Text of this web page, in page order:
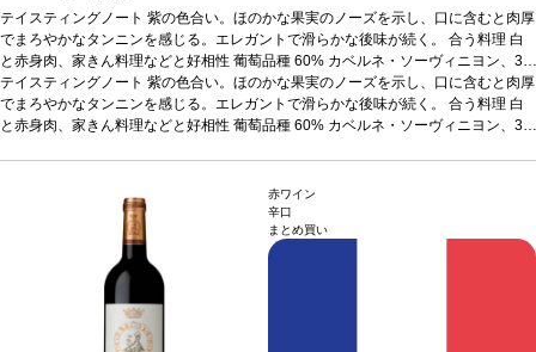
テイスティングノート 紫の色合い。ほのかな果実のノーズを示し、口に含むと肉厚
でまろやかなタンニンを感じる。エレガントで滑らかな後味が続く。 合う料理 白
と赤身肉、家きん料理などと好相性 葡萄品種 60% カベルネ・ソーヴィニヨン、3
5% メルロー、5% カベルネ・フラン*本ヴィンテージが在庫切れの場合、在庫があ
り価格が同様の場合は自動的に次のヴィンテージに変更されます、ご了承くださ
い。
テイスティングノート 紫の色合い。ほのかな果実のノーズを示し、口に含むと肉厚
でまろやかなタンニンを感じる。エレガントで滑らかな後味が続く。 合う料理 白
と赤身肉、家きん料理などと好相性 葡萄品種 60% カベルネ・ソーヴィニヨン、3
赤ワイン
辛口
まとめ買い